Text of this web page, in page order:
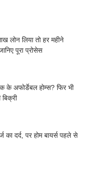
लोन लिया तो हर महीने
पूरा प्रोसेस
के अफोर्डेबल होम्स? फिर भी
बिक्री
का दर्द, पर होम बायर्स पहले से